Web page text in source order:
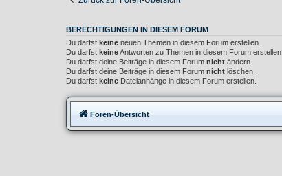
BERECHTIGUNGEN IN DIESEM FORUM
Du darfst keine neuen Themen in diesem Forum erstellen.
Du darfst keineAntworten zu Themen in diesem Forum erstellen.
Du darfst deine Beiträge in diesem Forum nicht ändern.
Du darfst deine Beiträge in diesem Forum nicht löschen.
Du darfst keine Dateianhänge in diesem Forum erstellen.
Foren-Übersicht